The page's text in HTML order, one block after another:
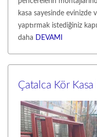
kasa sayesinde evinizde
yaptırmak istediğiniz
daha DEVAMI
Çatalca Kör Kasa